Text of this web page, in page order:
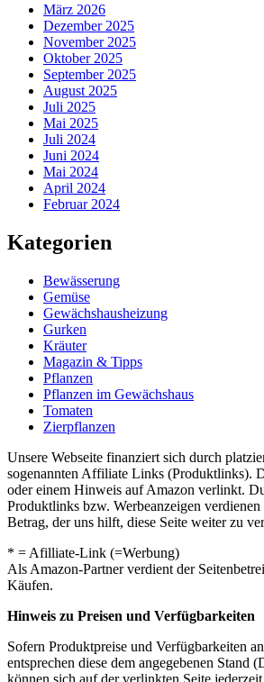
März 2026
Dezember 2025
November 2025
Oktober 2025
September 2025
August 2025
Juli 2025
Mai 2025
Juli 2024
Juni 2024
Mai 2024
April 2024
Februar 2024
Kategorien
Bewässerung
Gemüse
Gewächshausheizung
Gurken
Kräuter
Magazin & Tipps
Pflanzen
Pflanzen im Gewächshaus
Tomaten
Zierpflanzen
Unsere Webseite finanziert sich durch
sogenannten Affiliate Links (Produktlinks).
oder einem Hinweis auf Amazon verlinkt.
Produktlinks bzw. Werbeanzeigen
Betrag, der uns hilft, diese Seite weiter zu
* = Afilliate-Link (=Werbung)
Als Amazon-Partner verdient der
Käufen.
Hinweis zu Preisen und Verfügbarkeiten
Sofern Produktpreise und Verfügbarkeiten
entsprechen diese dem angegebenen Stand
können sich auf der verlinkten Seite